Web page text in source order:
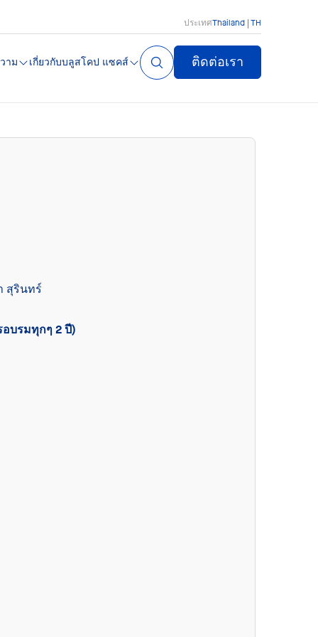
ประเทศThailand | TH
าม เกี่ยวกับบลูสโคป แซคส์ ติดต่อเรา
สุรินทร์
บรมทุกๆ 2 ปี)